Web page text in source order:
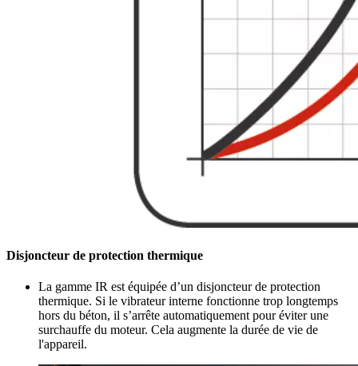
Disjoncteur de protection thermique
La gamme IR est équipée d’un disjoncteur de protection
thermique. Si le vibrateur interne fonctionne trop longtemps
hors du béton, il s’arrête automatiquement pour éviter une
surchauffe du moteur. Cela augmente la durée de vie de
l'appareil.